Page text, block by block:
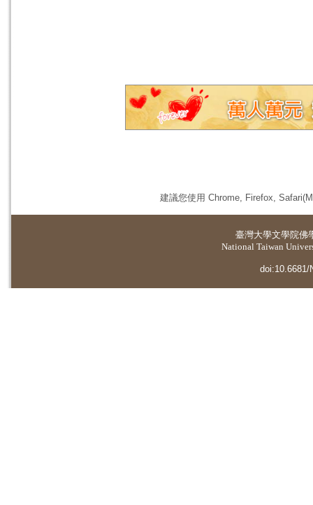
建議您使用 Chrome, Firefox,
臺灣大學文學院佛
National Taiwan
doi:10.6681/